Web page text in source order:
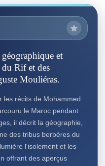
et
Rif et des
Mouliéras.
les récits de Mohammed
le Maroc pendant
il décrit la géographie,
des tribus berbères du
l'isolement et les
offrant des aperçus